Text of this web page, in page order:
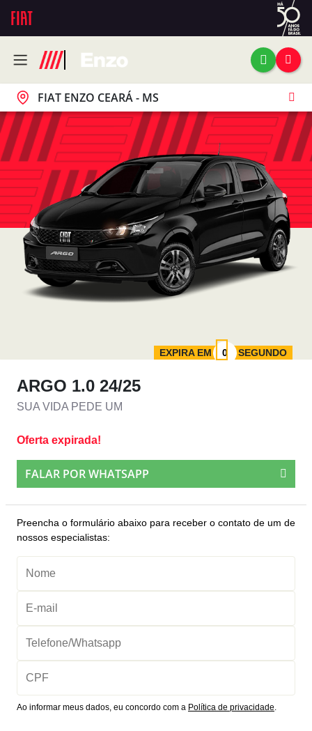
FIAT ENZO CEARÁ - MS
EXPIRA EM SEGUNDO
ARGO 1.0 24/25
SUA VIDA PEDE UM
Oferta expirada!
FALAR POR WHATSAPP
Preencha o formulário abaixo para receber o contato de um de
nossos especialistas:
Ao informar meus dados, eu concordo com a Política de privacidade